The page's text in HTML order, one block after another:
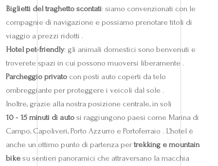
Biglietti del traghetto scontati: siamo convenzionati con le
compagnie di navigazione e possiamo prenotare titoli di
viaggio a prezzi ridotti .
Hotel pet‑friendly: gli animali domestici sono benvenuti e
troverete spazi in cui possono muoversi liberamente .
Parcheggio privato con posti auto coperti da telo
ombreggiante per proteggere i veicoli dal sole .
Inoltre, grazie alla nostra posizione centrale, in soli
10 ‑ 15 minuti di auto si raggiungono paesi come Marina di
Campo, Capoliveri, Porto Azzurro e Portoferraio . L’hotel è
anche un ottimo punto di partenza per trekking e mountain
bike su sentieri panoramici che attraversano la macchia